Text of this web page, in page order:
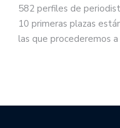
582 perfiles de
10 primeras plazas
las que procederemos